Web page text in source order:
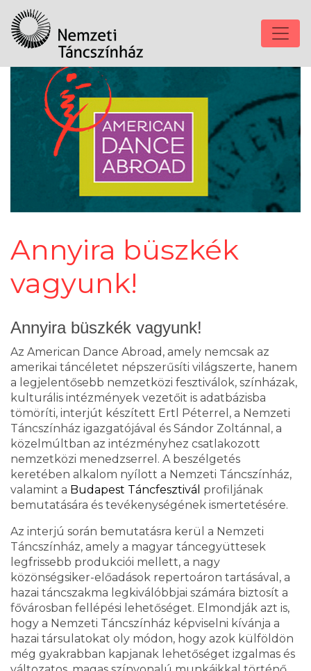
Annyira büszkék
vagyunk!
Annyira büszkék vagyunk!
Az American Dance Abroad, amely nemcsak az
amerikai táncéletet népszerűsíti világszerte, hanem
a legjelentősebb nemzetközi fesztiválok, színházak,
kulturális intézmények vezetőit is adatbázisba
tömöríti, interjút készített Ertl Péterrel, a Nemzeti
Táncszínház igazgatójával és Sándor Zoltánnal, a
közelmúltban az intézményhez csatlakozott
nemzetközi menedzserrel. A beszélgetés
keretében alkalom nyílott a Nemzeti Táncszínház,
valamint a Budapest Táncfesztivál profiljának
bemutatására és tevékenységének ismertetésére.
Az interjú során bemutatásra kerül a Nemzeti
Táncszínház, amely a magyar táncegyüttesek
legfrissebb produkciói mellett, a nagy
közönségsiker-előadások repertoáron tartásával, a
hazai táncszakma legkiválóbbjai számára biztosít a
fővárosban fellépési lehetőséget. Elmondják azt is,
hogy a Nemzeti Táncszínház képviselni kívánja a
hazai társulatokat oly módon, hogy azok külföldön
még gyakrabban kapjanak lehetőséget izgalmas és